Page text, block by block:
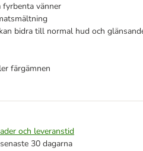
vänner
bidra till normal hud och
färgämnen
och leveranstid
30 dagarna